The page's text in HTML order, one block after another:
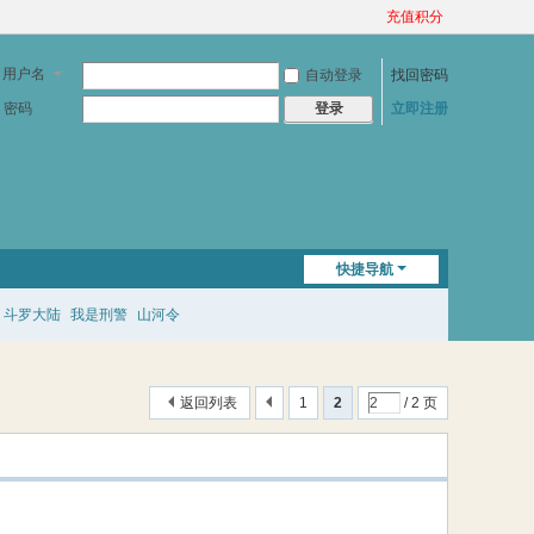
充值积分
用户名 自动登录
找回密码
密码
登录 立即注册
快捷导航
斗罗大陆 我是刑警 山河令
1 2 / 2 页
返回列表